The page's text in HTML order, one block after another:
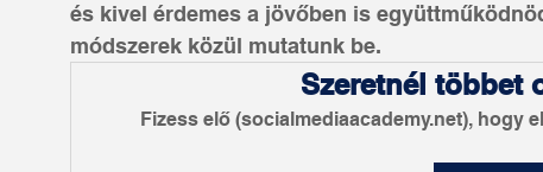
és kivel érdemes a jövőben is
módszerek közül mutatunk be.
Szeretnél többet
Fizess elő (socialmediaacademy.net), hogy